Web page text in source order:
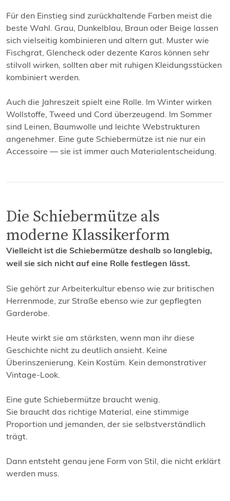
Für den Einstieg sind zurückhaltende Farben meist die
beste Wahl. Grau, Dunkelblau, Braun oder Beige lassen
sich vielseitig kombinieren und altern gut. Muster wie
Fischgrat, Glencheck oder dezente Karos können sehr
stilvoll wirken, sollten aber mit ruhigen Kleidungsstücken
kombiniert werden.
Auch die Jahreszeit spielt eine Rolle. Im Winter wirken
Wollstoffe, Tweed und Cord überzeugend. Im Sommer
sind Leinen, Baumwolle und leichte Webstrukturen
angenehmer. Eine gute Schiebermütze ist nie nur ein
Accessoire — sie ist immer auch Materialentscheidung.
Die Schiebermütze als
moderne Klassikerform
Vielleicht ist die Schiebermütze deshalb so langlebig,
weil sie sich nicht auf eine Rolle festlegen lässt.
Sie gehört zur Arbeiterkultur ebenso wie zur britischen
Herrenmode, zur Straße ebenso wie zur gepflegten
Garderobe.
Heute wirkt sie am stärksten, wenn man ihr diese
Geschichte nicht zu deutlich ansieht. Keine
Überinszenierung. Kein Kostüm. Kein demonstrativer
Vintage-Look.
Eine gute Schiebermütze braucht wenig.
Sie braucht das richtige Material, eine stimmige
Proportion und jemanden, der sie selbstverständlich
trägt.
Dann entsteht genau jene Form von Stil, die nicht erklärt
werden muss.